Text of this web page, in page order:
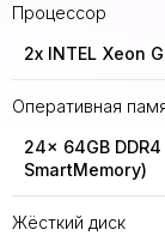
Процессор
2x INTEL Xeon
Оперативная
24x 64GB DDR4
SmartMemory)
Жёсткий диск